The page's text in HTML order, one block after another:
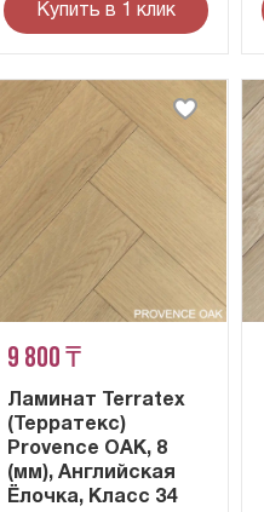
Купить в 1 клик
9 800 ₸
Ламинат Terratex
(Терратекс)
Provence OAK, 8
(мм), Английская
Ёлочка, Класс 34